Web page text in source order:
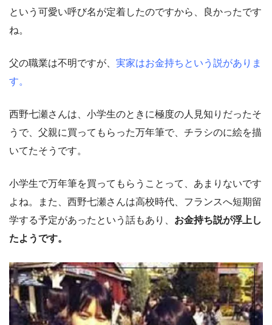
という可愛い呼び名が定着したのですから、良かったです
ね。
父の職業は不明ですが、 実家はお金持ちという説がありま
す。
西野七瀬さんは、小学生のときに極度の人見知りだったそ
うで、父親に買ってもらった万年筆で、チラシのに絵を描
いてたそうです。
小学生で万年筆を買ってもらうことって、あまりないです
よね。また、西野七瀬さんは高校時代、フランスへ短期留
学する予定があったという話もあり、 お金持ち説が浮上し
たようです。